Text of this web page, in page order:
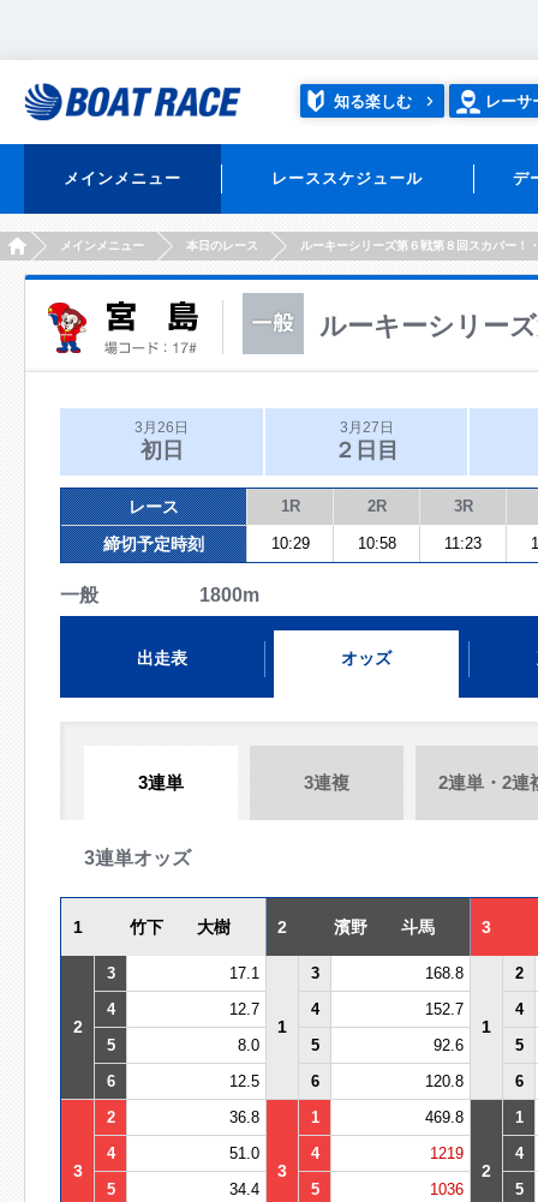
知る楽しむ レーサ
メインメニュー レーススケジュール デ
HOMEメインメニュー 本日のレース ルーキーシリーズ第６戦第８回スカパー！
ルーキーシリー
3月26日
初日
3月27日
２日目
レース 1R 2R 3R
締切予定時刻 10:29 10:58 11:23
一般 1800m
出走表 オッズ
3連単 3連複 2連単・2連
3連単オッズ
1 竹下 大樹 2 濱野 斗馬 3
2
3 17.1
1
3 168.8
1
2
4
12.7 4 152.7
4
5
8.0 5 92.6
5
6
12.5 6 120.8 6
3
2 36.8
3
1 469.8
2
1
4
51.0 4 1219
4
5
34.4 5 1036
5